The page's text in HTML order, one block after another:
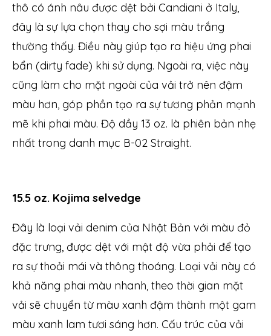
thô có ánh nâu được dệt bởi Candiani ở Italy,
đây là sự lựa chọn thay cho sợi màu trắng
thường thấy. Điều này giúp tạo ra hiệu ứng phai
bẩn (dirty fade) khi sử dụng. Ngoài ra, việc này
cũng làm cho mặt ngoài của vải trở nên đậm
màu hơn, góp phần tạo ra sự tương phản mạnh
mẽ khi phai màu. Độ dầy 13 oz. là phiên bản nhẹ
nhất trong danh mục B-02 Straight.
15.5 oz. Kojima selvedge
Đây là loại vải denim của Nhật Bản với màu đỏ
đặc trưng, được dệt với mật độ vừa phải để tạo
ra sự thoải mái và thông thoáng. Loại vải này có
khả năng phai màu nhanh, theo thời gian mặt
vải sẽ chuyển từ màu xanh đậm thành một gam
màu xanh lam tươi sáng hơn. Cấu trúc của vải